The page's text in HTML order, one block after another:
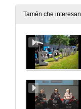
Tamén che interesan